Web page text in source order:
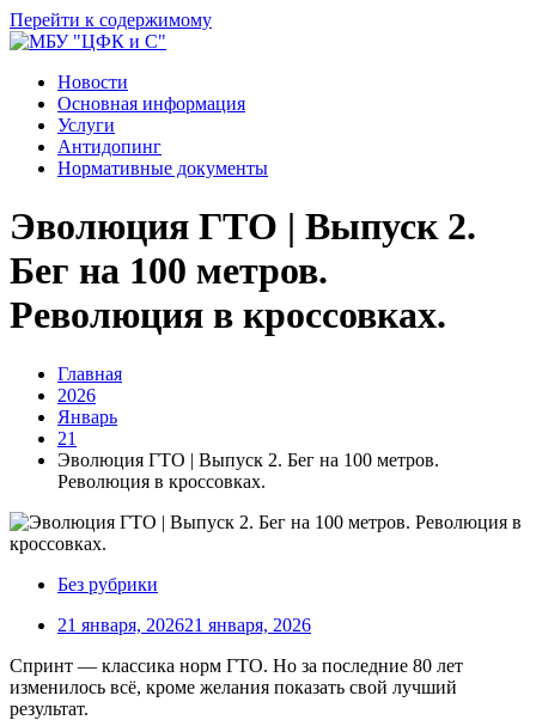
Перейти к содержимому
Новости
Основная информация
Услуги
Антидопинг
Нормативные документы
Эволюция ГТО | Выпуск 2.
Бег на 100 метров.
Революция в кроссовках.
Главная
2026
Январь
21
Эволюция ГТО | Выпуск 2. Бег на 100 метров.
Революция в кроссовках.
Без рубрики
21 января, 202621 января, 2026
Спринт — классика норм ГТО. Но за последние 80 лет
изменилось всё, кроме желания показать свой лучший
результат.